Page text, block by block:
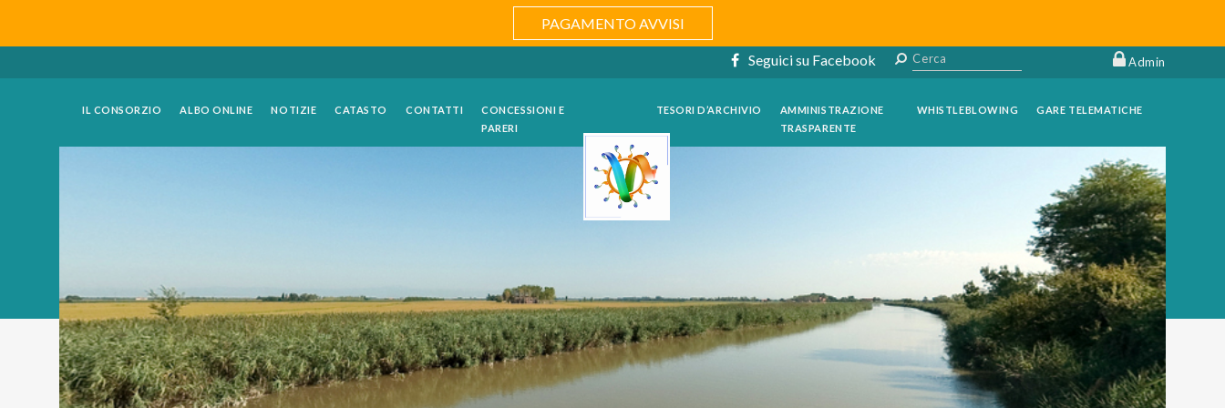
PAGAMENTO AVVISI
Seguici su Facebook Admin
IL CONSORZIO ALBO ONLINE NOTIZIE CATASTO CONTATTI
CONCESSIONI E
PARERI
TESORI D’ARCHIVIO
AMMINISTRAZIONE
TRASPARENTE
WHISTLEBLOWING GARE TELEMATICHE